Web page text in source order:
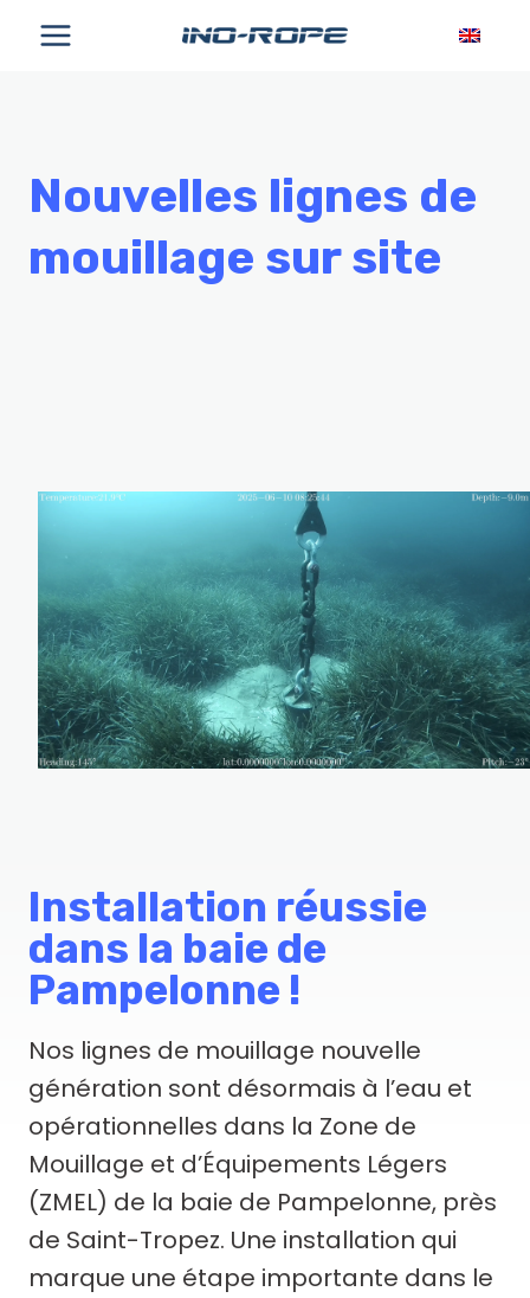
Nouvelles lignes de
mouillage sur site
Installation réussie
dans la baie de
Pampelonne !
Nos lignes de mouillage nouvelle
génération sont désormais à l’eau et
opérationnelles dans la Zone de
Mouillage et d’Équipements Légers
(ZMEL) de la baie de Pampelonne, près
de Saint-Tropez. Une installation qui
marque une étape importante dans le